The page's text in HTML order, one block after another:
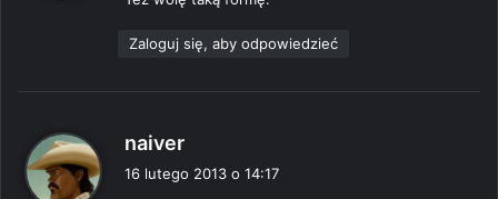
:
Zaloguj się, aby odpowiedzieć
naiver
16 lutego 2013 o 14:17